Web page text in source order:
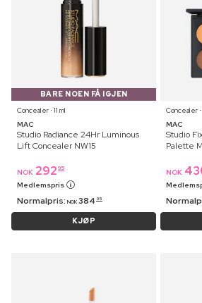
BARE NOEN FÅ IGJEN
Concealer ⋅ 11 ml
MAC
Studio Radiance 24Hr Luminous
Lift Concealer NW15
NOK 292 95
Medlemspris
Normalpris: NOK 384 95
KJØP
Concealer
MAC
Studio
Palette
NOK